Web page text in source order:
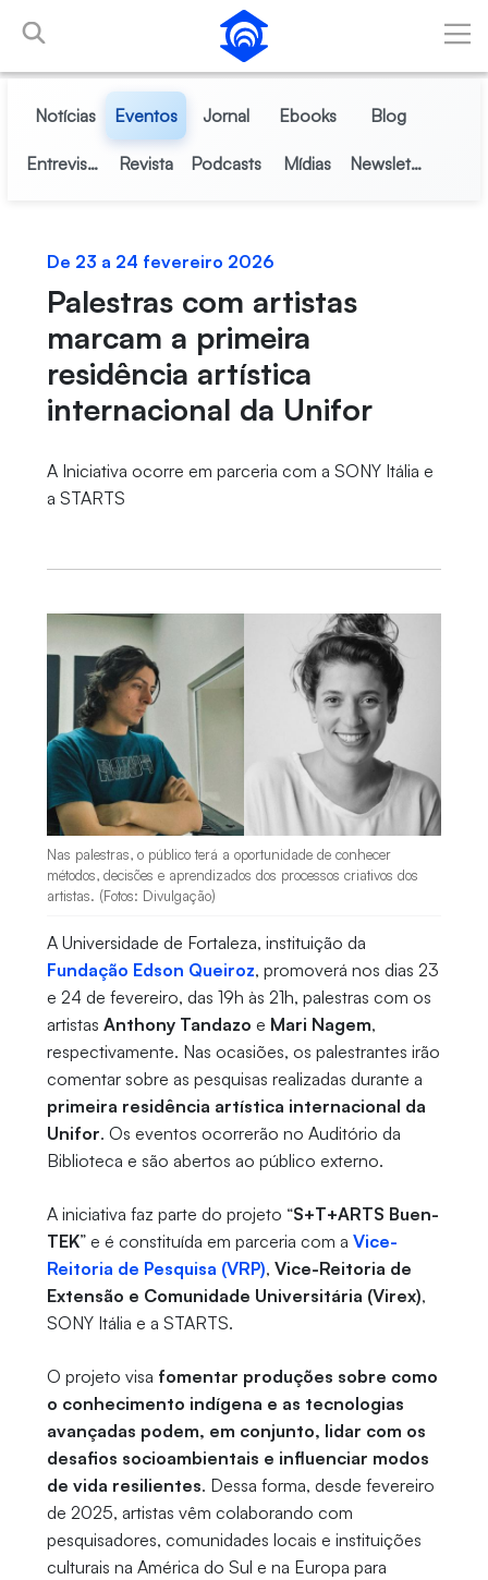
Pular para o Conteúdo principal
Notícias Eventos Jornal Ebooks Blog
Entrevistas Revista Podcasts Mídias Newsletter
De 23 a 24 fevereiro 2026
Palestras com artistas
marcam a primeira
residência artística
internacional da Unifor
A Iniciativa ocorre em parceria com a SONY Itália e
a STARTS
Nas palestras, o público terá a oportunidade de conhecer
métodos, decisões e aprendizados dos processos criativos dos
artistas. (Fotos: Divulgação)
A Universidade de Fortaleza, instituição da
Fundação Edson Queiroz, promoverá nos dias 23
e 24 de fevereiro, das 19h às 21h, palestras com os
artistas Anthony Tandazo e Mari Nagem,
respectivamente. Nas ocasiões, os palestrantes irão
comentar sobre as pesquisas realizadas durante a
primeira residência artística internacional da
Unifor. Os eventos ocorrerão no Auditório da
Biblioteca e são abertos ao público externo.
A iniciativa faz parte do projeto “S+T+ARTS Buen-
TEK” e é constituída em parceria com a Vice-
Reitoria de Pesquisa (VRP), Vice-Reitoria de
Extensão e Comunidade Universitária (Virex),
SONY Itália e a STARTS.
O projeto visa fomentar produções sobre como
o conhecimento indígena e as tecnologias
avançadas podem, em conjunto, lidar com os
desafios socioambientais e influenciar modos
de vida resilientes. Dessa forma, desde fevereiro
de 2025, artistas vêm colaborando com
pesquisadores, comunidades locais e instituições
culturais na América do Sul e na Europa para